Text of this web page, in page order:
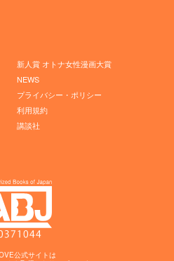
新人賞 オトナ女性漫画大賞
NEWS
プライバシー・ポリシー
利用規約
講談社
公式サイトは